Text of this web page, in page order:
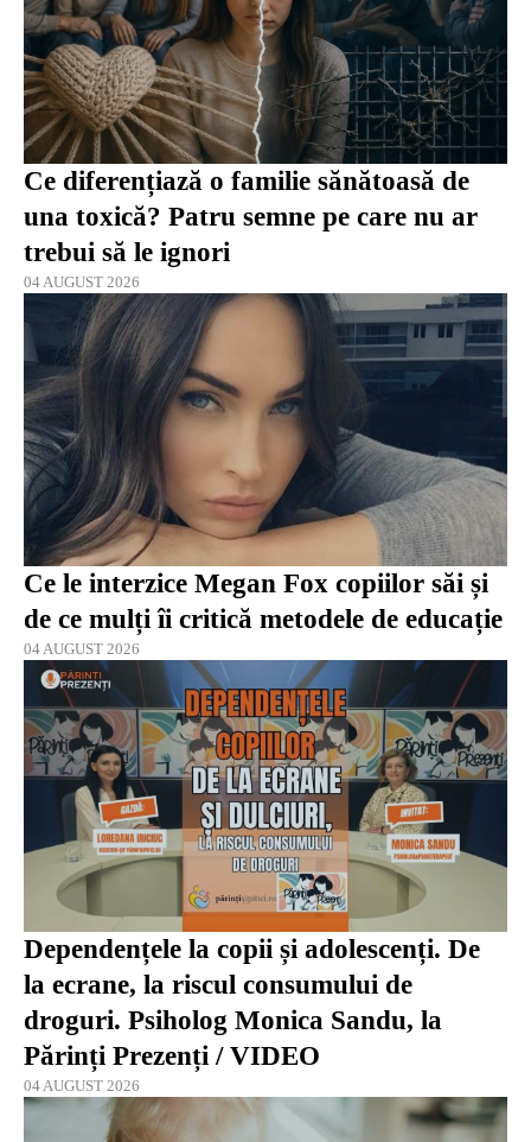
Ce diferențiază o familie sănătoasă de
una toxică? Patru semne pe care nu ar
trebui să le ignori
04 AUGUST 2026
Ce le interzice Megan Fox copiilor săi și
de ce mulți îi critică metodele de educație
04 AUGUST 2026
Dependențele la copii și adolescenți. De
la ecrane, la riscul consumului de
droguri. Psiholog Monica Sandu, la
Părinți Prezenți / VIDEO
04 AUGUST 2026